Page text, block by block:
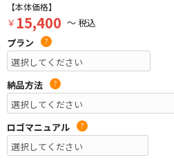
【本体価格】
￥ 15,400 ～ 税込
プラン
?
納品方法 ?
ロゴマニュアル ?